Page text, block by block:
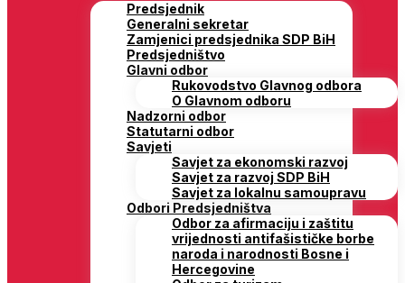
Predsjednik
Generalni sekretar
Zamjenici predsjednika SDP BiH
Predsjedništvo
Glavni odbor
Rukovodstvo Glavnog odbora
O Glavnom odboru
Nadzorni odbor
Statutarni odbor
Savjeti
Savjet za ekonomski razvoj
Savjet za razvoj SDP BiH
Savjet za lokalnu samoupravu
Odbori Predsjedništva
Odbor za afirmaciju i zaštitu
vrijednosti antifašističke borbe
naroda i narodnosti Bosne i
Hercegovine